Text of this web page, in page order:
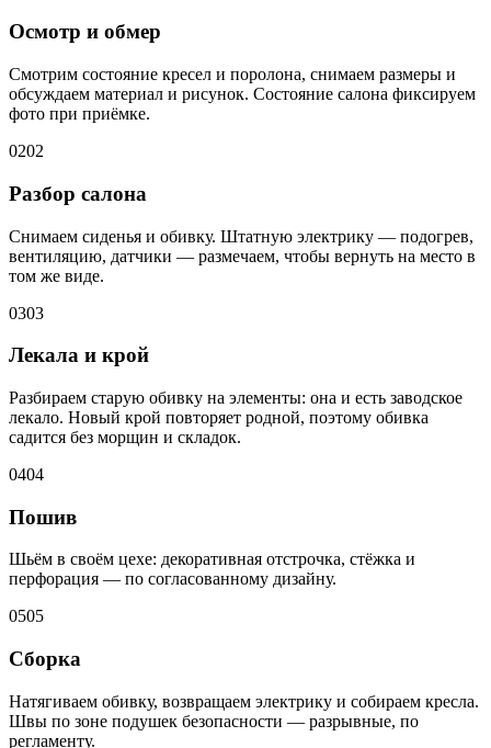
Осмотр и обмер
Смотрим состояние кресел и поролона, снимаем размеры и
обсуждаем материал и рисунок. Состояние салона фиксируем
фото при приёмке.
0202
Разбор салона
Снимаем сиденья и обивку. Штатную электрику — подогрев,
вентиляцию, датчики — размечаем, чтобы вернуть на место в
том же виде.
0303
Лекала и крой
Разбираем старую обивку на элементы: она и есть заводское
лекало. Новый крой повторяет родной, поэтому обивка
садится без морщин и складок.
0404
Пошив
Шьём в своём цехе: декоративная отстрочка, стёжка и
перфорация — по согласованному дизайну.
0505
Сборка
Натягиваем обивку, возвращаем электрику и собираем кресла.
Швы по зоне подушек безопасности — разрывные, по
регламенту.